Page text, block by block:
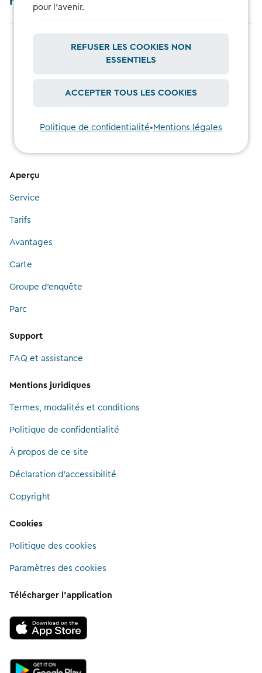
Aperçu
Service
Tarifs
Avantages
Carte
Groupe d’enquête
Parc
Support
FAQ et assistance
Mentions juridiques
Termes, modalités et conditions
Politique de confidentialité
À propos de ce site
Déclaration d'accessibilité
Copyright
Cookies
Politique des cookies
Paramètres des cookies
Télécharger l’application
pour l'avenir.
REFUSER LES COOKIES NON
ESSENTIELS
ACCEPTER TOUS LES COOKIES
Politique de confidentialité• Mentions légales